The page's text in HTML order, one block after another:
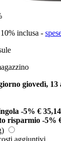
inclusa -
giovedì, 13
-5% € 35,14
risparmio -5%
aggiuntivi